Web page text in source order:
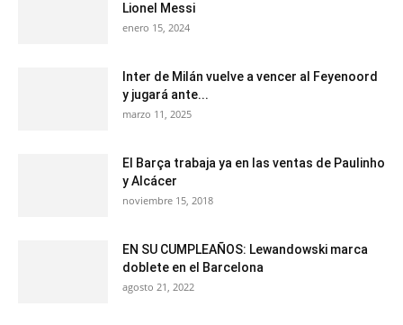
Lionel Messi
enero 15, 2024
Inter de Milán vuelve a vencer al Feyenoord
y jugará ante...
marzo 11, 2025
El Barça trabaja ya en las ventas de Paulinho
y Alcácer
noviembre 15, 2018
EN SU CUMPLEAÑOS: Lewandowski marca
doblete en el Barcelona
agosto 21, 2022